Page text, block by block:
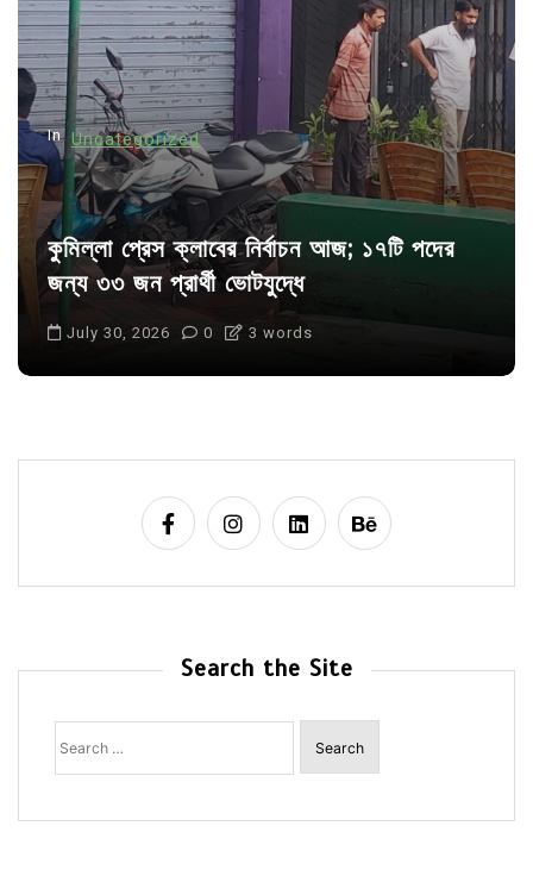
i
o
n
In Uncategorized
কুমিল্লা প্রেস ক্লাবের নির্বাচন আজ; ১৭টি পদের
জন্য ৩৩ জন প্রার্থী ভোটযুদ্ধে
July 30, 2026 0 3 words
Search the Site
Search
for: